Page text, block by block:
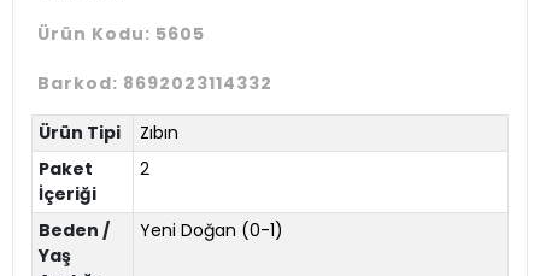
Ürün Kodu: 5605
Barkod: 8692023114332
Ürün Tipi
Zıbın
Paket
İçeriği
2
Beden /
Yaş
Yeni Doğan (0-1)